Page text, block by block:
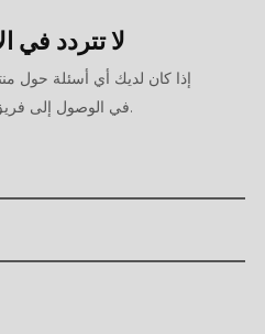
لا تتردد في
إذا كان لديك أي أسئلة حول
في الوصول إلى فريق خدمة العملاء.